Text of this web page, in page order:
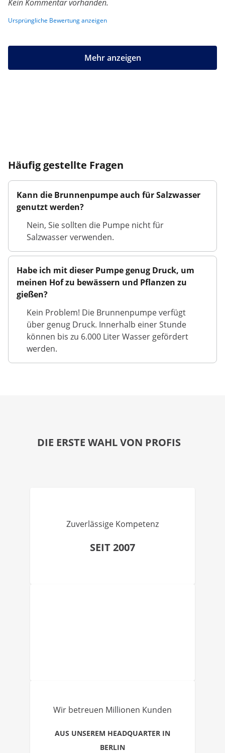
Kein Kommentar vorhanden.
Ursprüngliche Bewertung anzeigen
Mehr anzeigen
Häufig gestellte Fragen
Kann die Brunnenpumpe auch für Salzwasser
genutzt werden?
Nein, Sie sollten die Pumpe nicht für
Salzwasser verwenden.
Habe ich mit dieser Pumpe genug Druck, um
meinen Hof zu bewässern und Pflanzen zu
gießen?
Kein Problem! Die Brunnenpumpe verfügt
über genug Druck. Innerhalb einer Stunde
können bis zu 6.000 Liter Wasser gefördert
werden.
DIE ERSTE WAHL VON PROFIS
Zuverlässige Kompetenz
SEIT 2007
Wir betreuen Millionen Kunden
AUS UNSEREM HEADQUARTER IN
BERLIN